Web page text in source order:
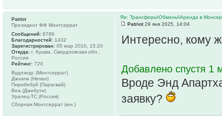
Re: Трансферы\Обмены\Аренда в
Patriot29 янв 2025, 14:04
Интересно, кому
Добавлено спустя 1
Вроде Энд
заявку?
Patriot
Президент ФФ Монтсеррат
Сообщений: 8786
Благодарностей: 1432
Зарегистрирован: 05 мар 2010, 15:20
Откуда: г. Кушва, Свердловская обл.,
Россия
Рейтинг: 720
Вудлэндс (Монтсеррат)
Джхапа (Непал)
Пирибебуй (Парагвай)
Веа (Джибути)
Уралец-ТС (Россия)
Сборная Монтсеррат (юн.)